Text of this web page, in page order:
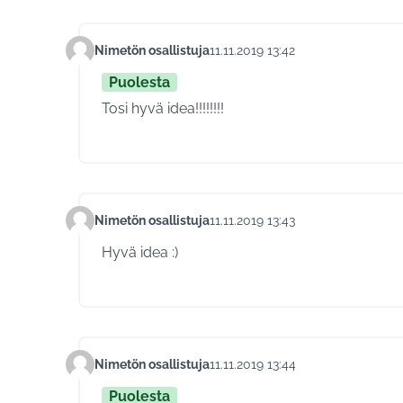
Kommentti 172
Nimetön osallistuja11.11.2019 13:42
Puolesta
Tosi hyvä idea!!!!!!!!
Kommentti 176
Nimetön osallistuja11.11.2019 13:43
Hyvä idea :)
Kommentti 179
Nimetön osallistuja11.11.2019 13:44
Puolesta